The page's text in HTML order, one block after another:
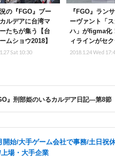
の『FGO』ブー
ルデアに台湾マ
たちが集う【台
ムショウ2018】
Sat 10:30
『FGO』ラン
ーヴァント「
ハ」がfigma
ィラインがセ
2018.1.24 Wed
』刑部姫のいるカルデア日記―第8
開始/大手ゲーム会社で事務/土日祝
場・大手企業